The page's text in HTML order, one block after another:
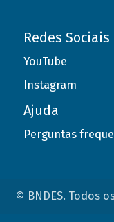
Redes Sociais
YouTube
Instagram
Ajuda
Perguntas
© BNDES. Todos